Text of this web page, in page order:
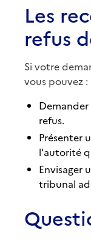
Les
refus
Si votre
vous pouvez :
refus.
Présenter
l'autorité
Envisager
tribunal